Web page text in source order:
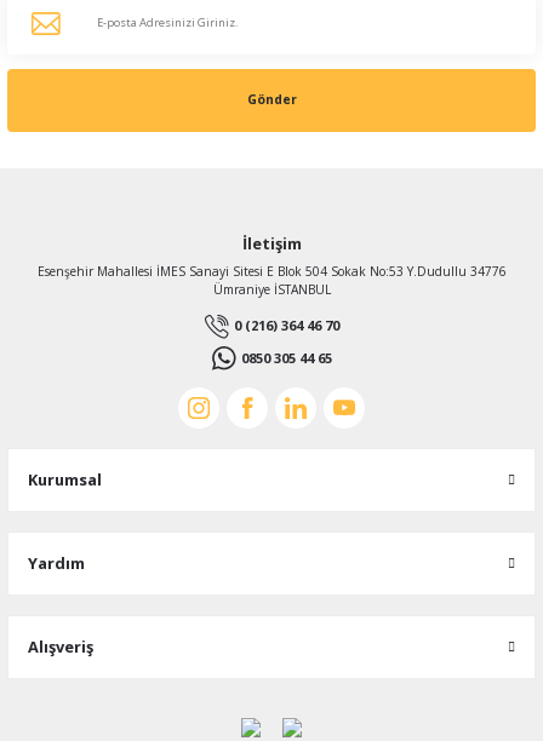
Gönder
İletişim
Esenşehir Mahallesi İMES Sanayi Sitesi E Blok 504 Sokak No:53 Y.Dudullu 34776
Ümraniye İSTANBUL
0 (216) 364 46 70
0850 305 44 65
Kurumsal
Yardım
Alışveriş